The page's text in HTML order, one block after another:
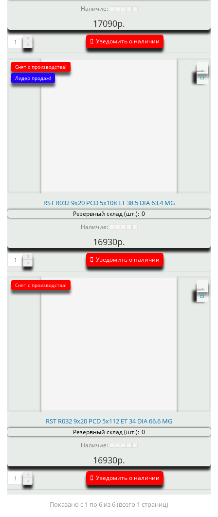
Наличие:
17090р.
Уведомить о наличии
Снят с производства!
Лидер продаж!
RST R032 9x20 PCD 5x108 ET 38.5 DIA 63.4 MG
Резервный склад (шт.): 0
Наличие:
16930р.
Уведомить о наличии
Снят с производства!
RST R032 9x20 PCD 5x112 ET 34 DIA 66.6 MG
Резервный склад (шт.): 0
Наличие:
16930р.
Уведомить о наличии
Показано с 1 по 6 из 6 (всего 1 страниц)